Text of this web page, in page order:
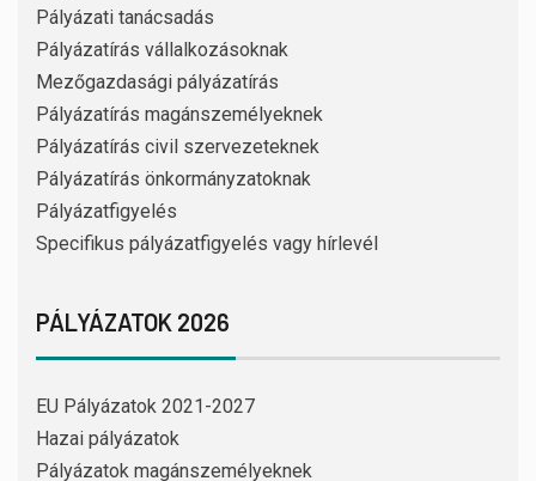
Pályázati tanácsadás
Pályázatírás vállalkozásoknak
Mezőgazdasági pályázatírás
Pályázatírás magánszemélyeknek
Pályázatírás civil szervezeteknek
Pályázatírás önkormányzatoknak
Pályázatfigyelés
Specifikus pályázatfigyelés vagy hírlevél
PÁLYÁZATOK 2026
EU Pályázatok 2021-2027
Hazai pályázatok
Pályázatok magánszemélyeknek